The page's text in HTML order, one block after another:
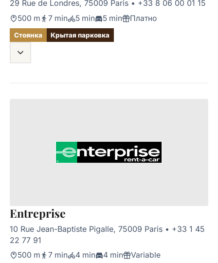
29 Rue de Londres, 75009 Paris • +33 8 06 00 01 15
500 m 7 min 5 min 5 min Платно
Стоянка Крытая парковка
Entreprise
10 Rue Jean-Baptiste Pigalle, 75009 Paris • +33 1 45
22 77 91
500 m 7 min 4 min 4 min Variable